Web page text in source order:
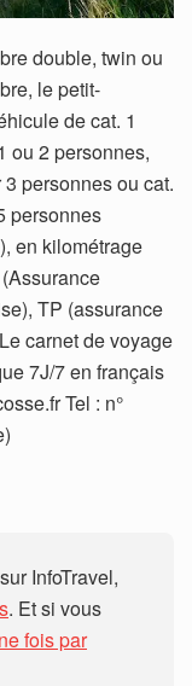
double, twin ou
le petit-
de cat. 1
ou 2 personnes,
personnes ou cat.
personnes
en kilométrage
TP (assurance
carnet de voyage
7J/7 en français
Tel : n°
InfoTravel,
. Et si vous
fois par